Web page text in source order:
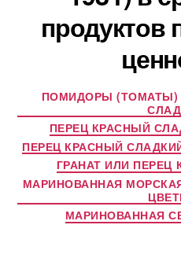
продуктов
ПОМИДОРЫ (ТОМАТЫ)
ПЕРЕЦ КРАСНЫЙ
ПЕРЕЦ КРАСНЫЙ
ГРАНАТ ИЛИ
МАРИНОВАННАЯ
МАРИНОВАННАЯ